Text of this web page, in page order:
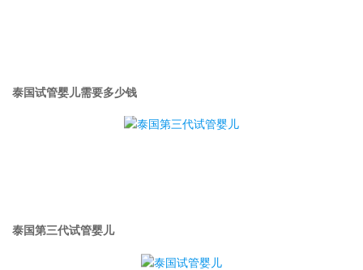
泰国试管婴儿需要多少钱
泰国第三代试管婴儿